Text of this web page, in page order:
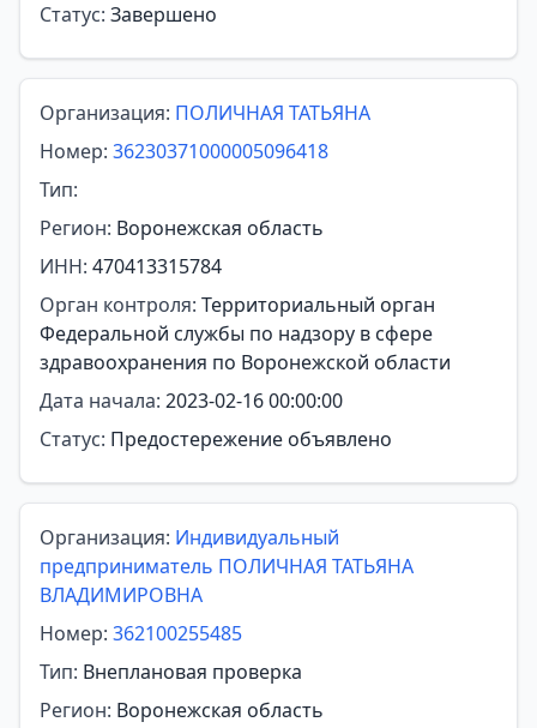
Статус: Завершено
Организация: ПОЛИЧНАЯ ТАТЬЯНА
Номер: 36230371000005096418
Тип:
Регион: Воронежская область
ИНН: 470413315784
Орган контроля: Территориальный орган
Федеральной службы по надзору в сфере
здравоохранения по Воронежской области
Дата начала: 2023-02-16 00:00:00
Статус: Предостережение объявлено
Организация: Индивидуальный
предприниматель ПОЛИЧНАЯ ТАТЬЯНА
ВЛАДИМИРОВНА
Номер: 362100255485
Тип: Внеплановая проверка
Регион: Воронежская область